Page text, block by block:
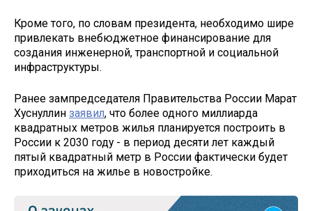
Кроме того, по словам президента, необходимо шире
привлекать внебюджетное финансирование для
создания инженерной, транспортной и социальной
инфраструктуры.
Ранее зампредседателя Правительства России Марат
Хуснуллин заявил, что более одного миллиарда
квадратных метров жилья планируется построить в
России к 2030 году - в период десяти лет каждый
пятый квадратный метр в России фактически будет
приходиться на жилье в новостройке.